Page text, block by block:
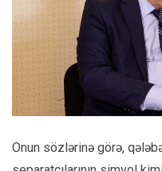
Onun sözlərinə görə,